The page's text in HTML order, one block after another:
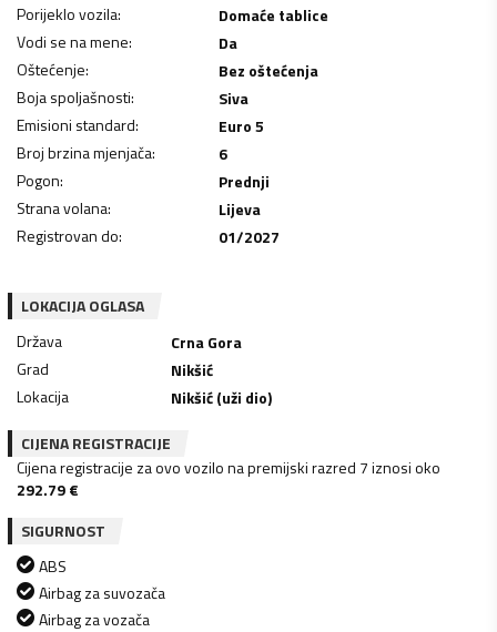
Porijeklo vozila:
Domaće tablice
Vodi se na mene:
Da
Oštećenje:
Bez oštećenja
Boja spoljašnosti:
Siva
Emisioni standard:
Euro 5
Broj brzina mjenjača:
6
Pogon:
Prednji
Strana volana:
Lijeva
Registrovan do: 01/2027
LOKACIJA OGLASA
Država
Crna Gora
Grad
Nikšić
Lokacija
Nikšić (uži dio)
CIJENA REGISTRACIJE
Cijena registracije za ovo vozilo na premijski razred 7 iznosi oko
292.79€
SIGURNOST
ABS
Airbag za suvozača
Airbag za vozača